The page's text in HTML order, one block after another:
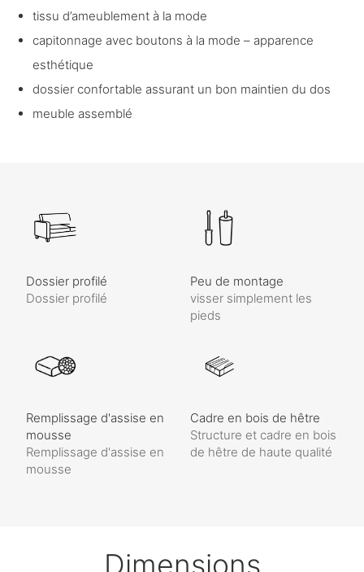
tissu d’ameublement à la mode
capitonnage avec boutons à la mode – apparence
esthétique
dossier confortable assurant un bon maintien du dos
meuble assemblé
Dossier profilé
Dossier profilé
Peu de montage
visser simplement les
pieds
Remplissage d'assise en
mousse
Remplissage d'assise en
mousse
Cadre en bois de hêtre
Structure et cadre en bois
de hêtre de haute qualité
Dimensions